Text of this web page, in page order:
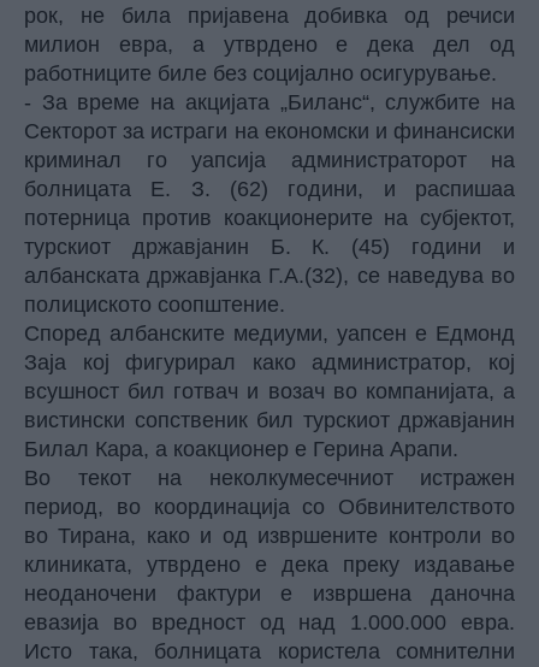
рок, не била пријавена добивка од речиси
милион евра, а утврдено е дека дел од
работниците биле без социјално осигурување.
- За време на акцијата „Биланс“, службите на
Секторот за истраги на економски и финансиски
криминал го уапсија администраторот на
болницата Е. З. (62) години, и распишаа
потерница против коакционерите на субјектот,
турскиот државјанин Б. К. (45) години и
албанската државјанка Г.А.(32), се наведува во
полициското соопштение.
Според албанските медиуми, уапсен е Едмонд
Заја кој фигурирал како администратор, кој
всушност бил готвач и возач во компанијата, а
вистински сопственик бил турскиот државјанин
Билал Кара, а коакционер е Герина Арапи.
Во текот на неколкумесечниот истражен
период, во координација со Обвинителството
во Тирана, како и од извршените контроли во
клиниката, утврдено е дека преку издавање
неоданочени фактури е извршена даночна
евазија во вредност од над 1.000.000 евра.
Исто така, болницата користела сомнителни